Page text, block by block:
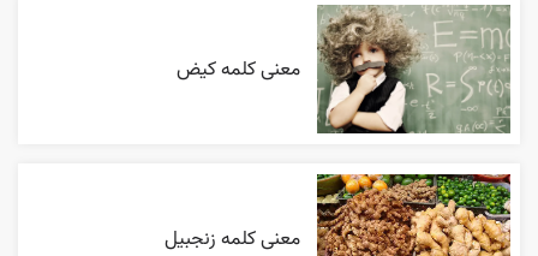
معنی کلمه کیض
معنی کلمه زنجبیل